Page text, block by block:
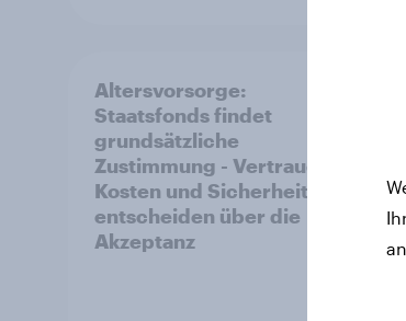
Altersvorsorge:
Staatsfonds findet
grundsätzliche
Zustimmung - Vertrauen,
Kosten und Sicherheit
entscheiden über die
Akzeptanz